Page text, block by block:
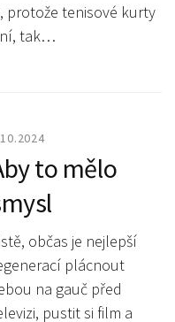
protože tenisové kurty
tak…
to mělo
občas je nejlepší
plácnout
na gauč před
pustit si film a